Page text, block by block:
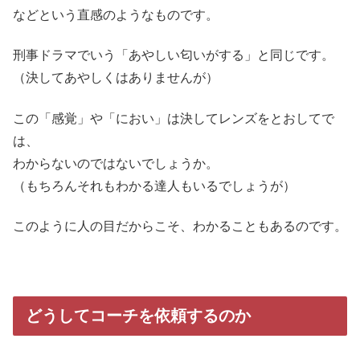
などという直感のようなものです。
刑事ドラマでいう「あやしい匂いがする」と同じです。
（決してあやしくはありませんが）
この「感覚」や「におい」は決してレンズをとおしてで
は、
わからないのではないでしょうか。
（もちろんそれもわかる達人もいるでしょうが）
このように人の目だからこそ、わかることもあるのです。
どうしてコーチを依頼するのか